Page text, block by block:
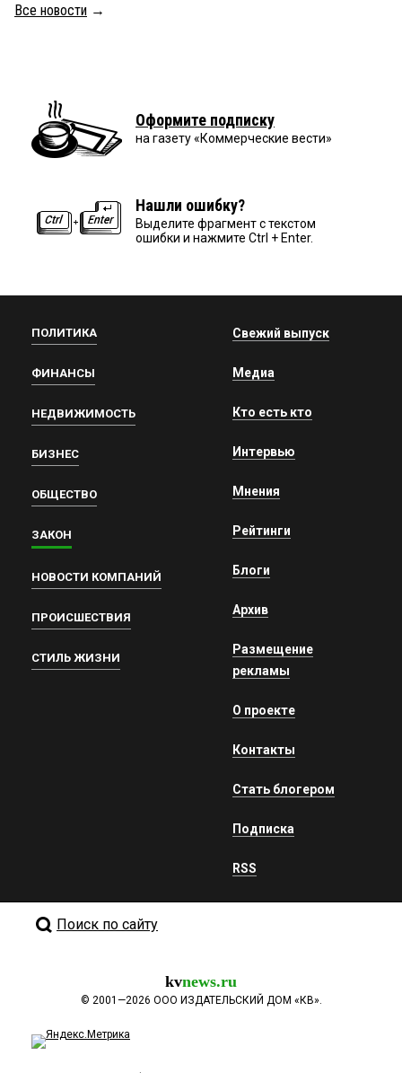
Все новости →
Оформите подписку
на газету «Коммерческие вести»
Нашли ошибку?
Выделите фрагмент с текстом
ошибки и нажмите Ctrl + Enter.
ПОЛИТИКА
ФИНАНСЫ
НЕДВИЖИМОСТЬ
БИЗНЕС
ОБЩЕСТВО
ЗАКОН
НОВОСТИ КОМПАНИЙ
ПРОИСШЕСТВИЯ
СТИЛЬ ЖИЗНИ
Свежий выпуск
Медиа
Кто есть кто
Интервью
Мнения
Рейтинги
Блоги
Архив
Размещение
рекламы
О проекте
Контакты
Стать блогером
Подписка
RSS
Поиск по сайту
kvnews.ru
© 2001—2026 ООО ИЗДАТЕЛЬСКИЙ ДОМ «КВ».